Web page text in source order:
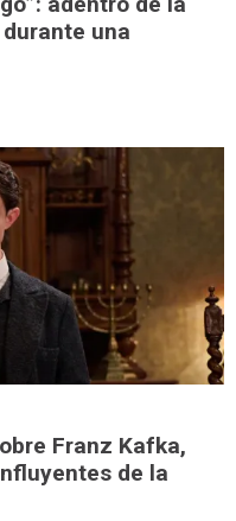
una
Franz Kafka,
de la